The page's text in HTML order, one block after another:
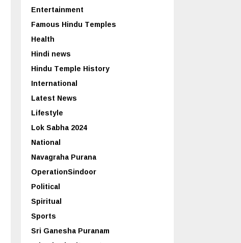
Entertainment
Famous Hindu Temples
Health
Hindi news
Hindu Temple History
International
Latest News
Lifestyle
Lok Sabha 2024
National
Navagraha Purana
OperationSindoor
Political
Spiritual
Sports
Sri Ganesha Puranam